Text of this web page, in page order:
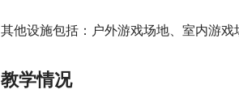
其他设施包括：户外游戏场地、室内游戏
教学情况